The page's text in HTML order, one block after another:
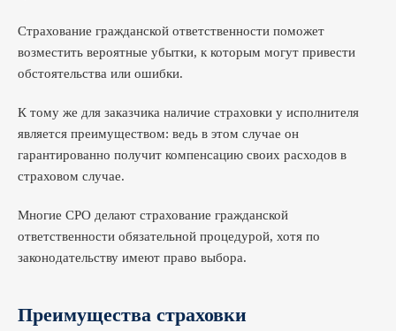
Страхование гражданской ответственности поможет
возместить вероятные убытки, к которым могут привести
обстоятельства или ошибки.
К тому же для заказчика наличие страховки у исполнителя
является преимуществом: ведь в этом случае он
гарантированно получит компенсацию своих расходов в
страховом случае.
Многие СРО делают страхование гражданской
ответственности обязательной процедурой, хотя по
законодательству имеют право выбора.
Преимущества страховки